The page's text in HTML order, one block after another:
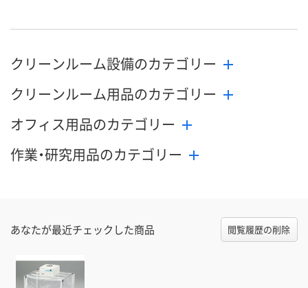
クリーンルーム設備のカテゴリー
クリーンルーム用品のカテゴリー
オフィス用品のカテゴリー
作業・研究用品のカテゴリー
あなたが最近チェックした商品 閲覧履歴の削除